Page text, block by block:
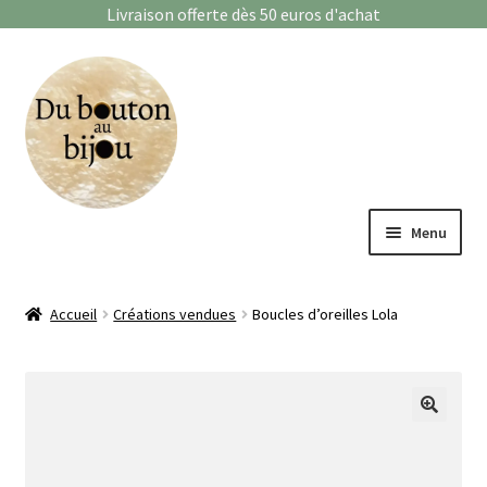
Livraison offerte dès 50 euros d'achat
Aller
la
navigation
Aller
au
contenu
Menu
Accueil Créations vendues Boucles d’oreilles Lola